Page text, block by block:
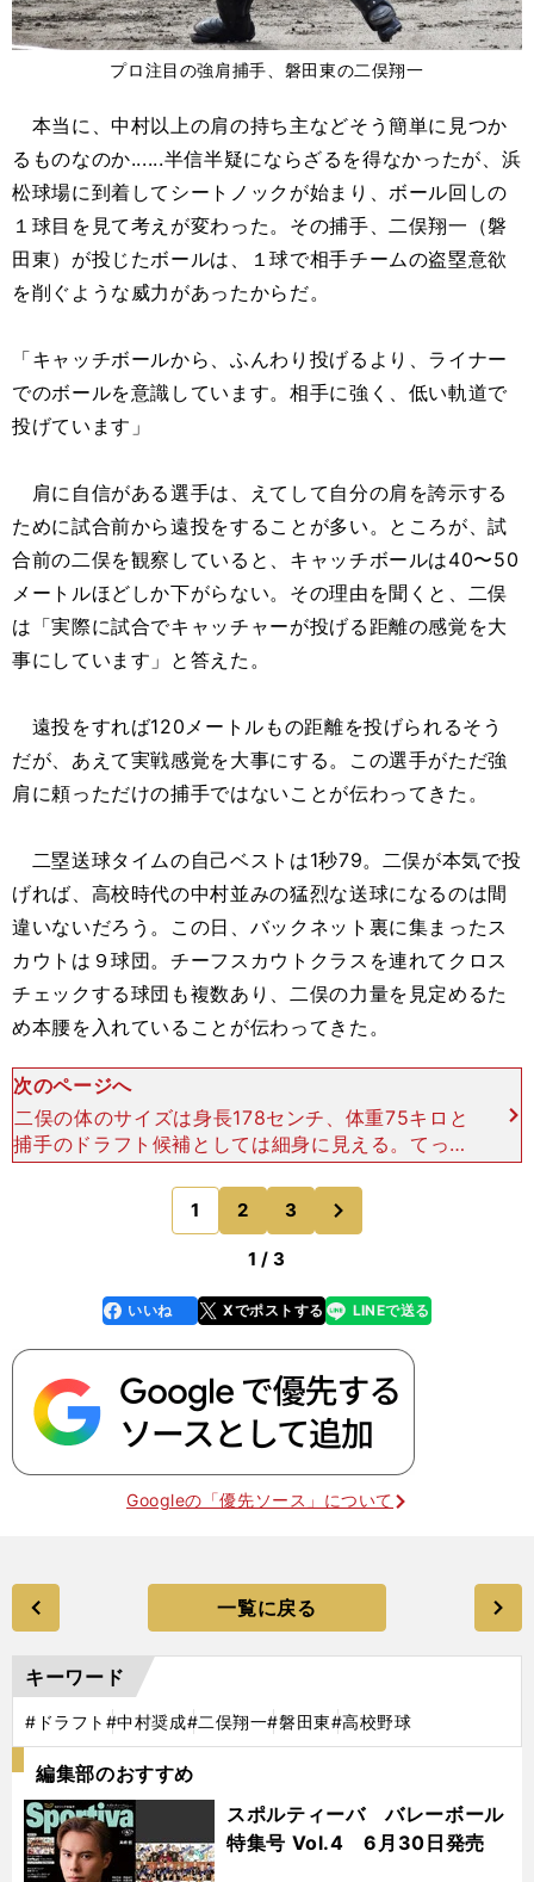
プロ注目の強肩捕手、磐田東の二俣翔一
本当に、中村以上の肩の持ち主などそう簡単に見つか
るものなのか......半信半疑にならざるを得なかったが、浜
松球場に到着してシートノックが始まり、ボール回しの
１球目を見て考えが変わった。その捕手、二俣翔一（磐
田東）が投じたボールは、１球で相手チームの盗塁意欲
を削ぐような威力があったからだ。
「キャッチボールから、ふんわり投げるより、ライナー
でのボールを意識しています。相手に強く、低い軌道で
投げています」
肩に自信がある選手は、えてして自分の肩を誇示する
ために試合前から遠投をすることが多い。ところが、試
合前の二俣を観察していると、キャッチボールは40〜50
メートルほどしか下がらない。その理由を聞くと、二俣
は「実際に試合でキャッチャーが投げる距離の感覚を大
事にしています」と答えた。
遠投をすれば120メートルもの距離を投げられるそう
だが、あえて実戦感覚を大事にする。この選手がただ強
肩に頼っただけの捕手ではないことが伝わってきた。
二塁送球タイムの自己ベストは1秒79。二俣が本気で投
げれば、高校時代の中村並みの猛烈な送球になるのは間
違いないだろう。この日、バックネット裏に集まったス
カウトは９球団。チーフスカウトクラスを連れてクロス
チェックする球団も複数あり、二俣の力量を見定めるた
め本腰を入れていることが伝わってきた。
次のページへ
二俣の体のサイズは身長178センチ、体重75キロと
捕手のドラフト候補としては細身に見える。てっき
り肩の一芸で売っているのかと思いきや、打撃でも
非凡さを見せつけた。 捕手としては珍しく１番打
者として登場
1 2 3
1 / 3
faceboo
k
いいね Xでポストする
line LINEで送る
Googleの「優先ソース」について
一覧に戻る
キーワード
#ドラフト #中村奨成#二俣翔一#磐田東#高校野球
編集部のおすすめ
スポルティーバ バレーボール
特集号 Vol.4 6月30日発売